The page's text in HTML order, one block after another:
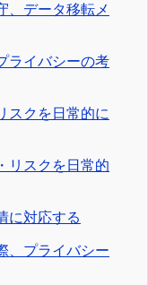
、データ移転メ
ライバシーの考
スクを日常的に
リスクを日常的
に対応する
、プライバシー